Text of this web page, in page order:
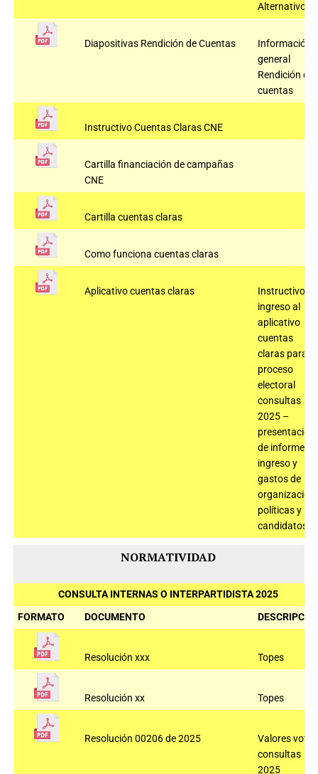
Alternativo
Diapositivas Rendición de Cuentas
Información
general
Rendición de
cuentas
Instructivo Cuentas Claras CNE
Cartilla financiación de campañas
CNE
Cartilla cuentas claras
Como funciona cuentas claras
Aplicativo cuentas claras
Instructivo
ingreso al
aplicativo
cuentas
claras para el
proceso
electoral
consultas
2025 –
presentación
de informe de
ingreso y
gastos de
políticas y
candidatos
NORMATIVIDAD
CONSULTA INTERNAS O INTERPARTIDISTA 2025
FORMATO
DOCUMENTO
Resolución xxx Topes
Resolución xx Topes
Resolución 00206 de 2025
Valores votos
consultas
2025